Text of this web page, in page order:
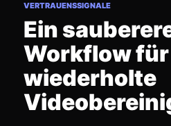
VERTRAUENSSIGNALE
Ein
Workflow
wiederholte